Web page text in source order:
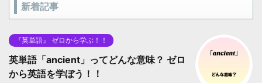
新着記事
『英単語』 ゼロから学ぶ！！
英単語「ancient」ってどんな意味？ ゼロ
から英語を学ぼう！！